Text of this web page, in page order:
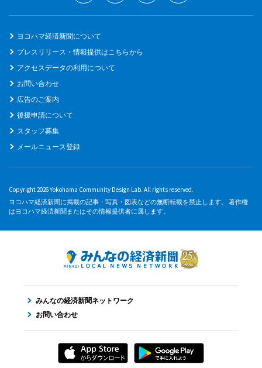
ヨコハマ経済新聞について
プレスリリース・情報提供はこちらから
アクセスデータの利用について
お問い合わせ
広告のご案内
後援申請について
スタッフ募集
メールニュース登録
Copyright 2026 Yokohama Community Design Lab. All rights reserved.
ヨコハマ経済新聞に掲載の記事・写真・図表などの無断転載を禁止します。 著作権
はヨコハマ経済新聞またはその情報提供者に属します。
みんなの経済新聞ネットワーク
お問い合わせ